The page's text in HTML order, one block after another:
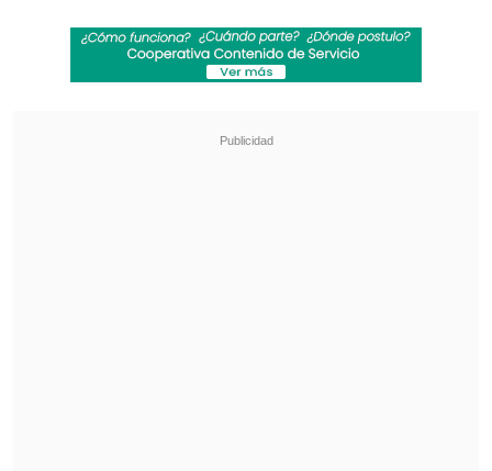
"Sentí sus amenazas": Doctora que analizó
rostro de Daniela Ramírez rompió el silencio